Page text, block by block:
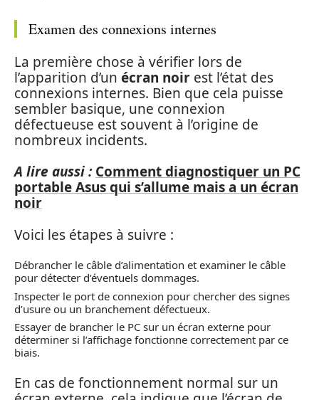
Examen des connexions internes
La première chose à vérifier lors de
l’apparition d’un écran noir est l’état des
connexions internes. Bien que cela puisse
sembler basique, une connexion
défectueuse est souvent à l’origine de
nombreux incidents.
A lire aussi : Comment diagnostiquer un PC
portable Asus qui s’allume mais a un écran
noir
Voici les étapes à suivre :
Débrancher le câble d’alimentation et examiner le câble
pour détecter d’éventuels dommages.
Inspecter le port de connexion pour chercher des signes
d’usure ou un branchement défectueux.
Essayer de brancher le PC sur un écran externe pour
déterminer si l’affichage fonctionne correctement par ce
biais.
En cas de fonctionnement normal sur un